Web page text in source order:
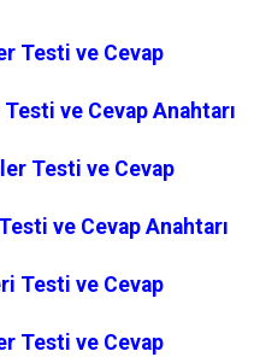
Testi ve Cevap
ve Cevap Anahtarı
Testi ve Cevap
ve Cevap Anahtarı
Testi ve Cevap
Testi ve Cevap